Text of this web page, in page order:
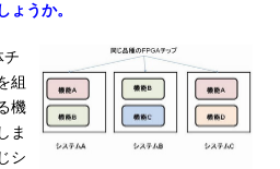
ょうか。
チ
組
機
ま
シ